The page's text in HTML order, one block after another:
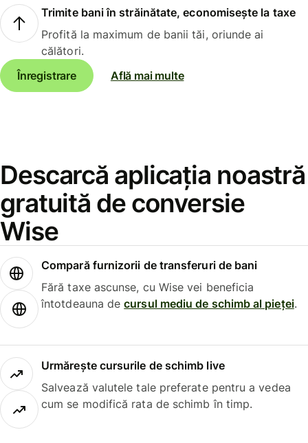
Trimite bani în străinătate, economisește la taxe
Profită la maximum de banii tăi, oriunde ai
călători.
Înregistrare
Află mai multe
Descarcă aplicația noastră
gratuită de conversie
Wise
Compară furnizorii de transferuri de bani
Fără taxe ascunse, cu Wise vei beneficia
întotdeauna decursul mediu de schimb al pieței.
Urmărește cursurile de schimb live
Salvează valutele tale preferate pentru a vedea
cum se modifică rata de schimb în timp.